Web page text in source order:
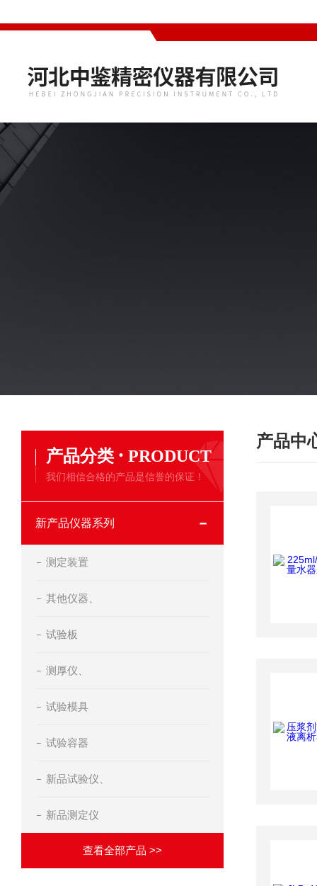
产品分类 · PRODUCT
我们相信合格的产品是信誉的保证！
新产品仪器系列
测定装置
其他仪器、
试验板
测厚仪、
试验模具
试验容器
新品试验仪、
新品测定仪
查看全部产品 >>
产品中